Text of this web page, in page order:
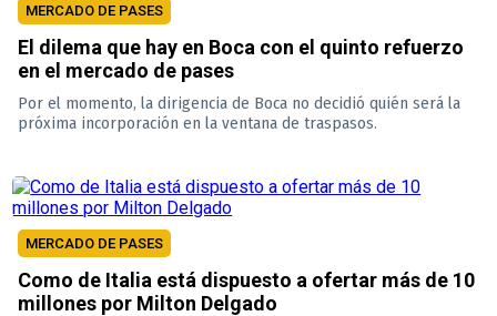
MERCADO DE PASES
El dilema que hay en Boca con el quinto refuerzo
en el mercado de pases
Por el momento, la dirigencia de Boca no decidió quién será la
próxima incorporación en la ventana de traspasos.
MERCADO DE PASES
Como de Italia está dispuesto a ofertar más de 10
millones por Milton Delgado